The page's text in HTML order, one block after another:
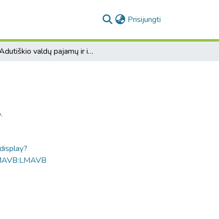
Prisijungti
[Adutiškio valdų pajamų ir išlaidų apyskaitos].